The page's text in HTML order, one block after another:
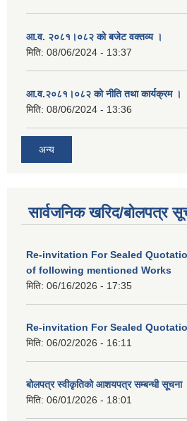
आ.व. २०८१।०८२ को बजेट वक्तव्य ।
मिति: 08/06/2024 - 13:37
आ.व.२०८१।०८२ को नीति तथा कार्यक्रम ।
मिति: 08/06/2024 - 13:36
अन्य
सार्वजनिक खरिद/बोलपत्र
Re-invitation For Sealed
of following mentioned Works
मिति: 06/16/2026 - 17:35
Re-invitation For Sealed
मिति: 06/02/2026 - 16:11
बोलपत्र स्वीकृतिको आशयपत्र सम्बन्धी सूचना
मिति: 06/01/2026 - 18:01